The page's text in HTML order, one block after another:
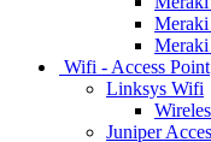
Meraki
Wifi - Access Point
Linksys Wifi
Juniper